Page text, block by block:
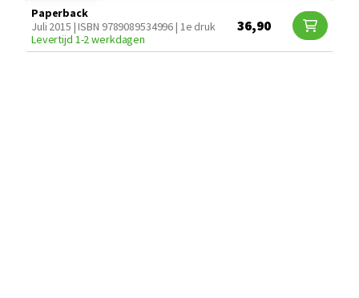
Paperback
Juli 2015 | ISBN 9789089534996 | 1e druk
Levertijd 1-2 werkdagen
36,90